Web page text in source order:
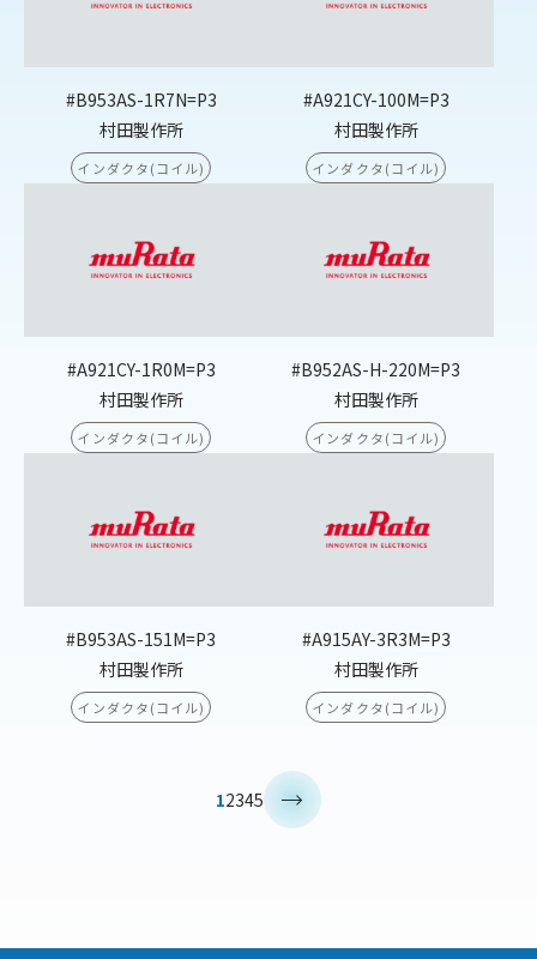
#B953AS-1R7N=P3
村田製作所
インダクタ(コイル)
#A921CY-100M=P3
村田製作所
インダクタ(コイル)
#A921CY-1R0M=P3
村田製作所
インダクタ(コイル)
#B952AS-H-220M=P3
村田製作所
インダクタ(コイル)
#B953AS-151M=P3
村田製作所
インダクタ(コイル)
#A915AY-3R3M=P3
村田製作所
インダクタ(コイル)
12345